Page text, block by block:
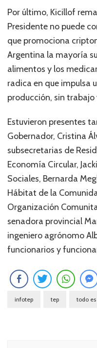
Por último, Kicillof
Presidente no puede
que promociona
Argentina la mayoría
alimentos y los
radica en que impulsa
producción, sin trabajo
Estuvieron presentes
Gobernador, Cristina
subsecretarias de
Economía Circular,
Sociales, Bernarda
Hábitat de la
Organización
senadora provincial
ingeniero agrónomo
funcionarios y
infotep tep todo